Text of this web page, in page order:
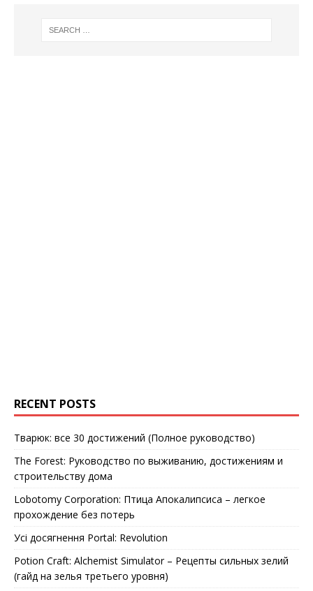
RECENT POSTS
Тварюк: все 30 достижений (Полное руководство)
The Forest: Руководство по выживанию, достижениям и
строительству дома
Lobotomy Corporation: Птица Апокалипсиса – легкое
прохождение без потерь
Усі досягнення Portal: Revolution
Potion Craft: Alchemist Simulator – Рецепты сильных зелий
(гайд на зелья третьего уровня)